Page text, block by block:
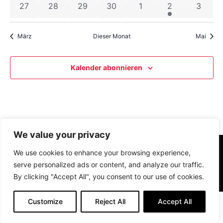
We value your privacy
We use cookies to enhance your browsing experience,
serve personalized ads or content, and analyze our traffic.
By clicking "Accept All", you consent to our use of cookies.
Customize Reject All Accept All
0 Veranstaltungen
27 0 Veranstaltungen
28 0 Veranstaltungen
29 0 Veranstaltungen
30 0 Veranstaltungen
1 1
2 0
3
März Dieser Monat Mai
Kalender abonnieren
Impressum
Datenschutz
© Alle Rechte vorbehalten